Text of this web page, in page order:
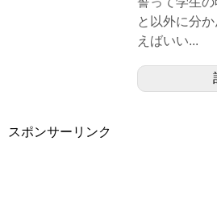
と以外に分
えばいい...
スポンサーリンク